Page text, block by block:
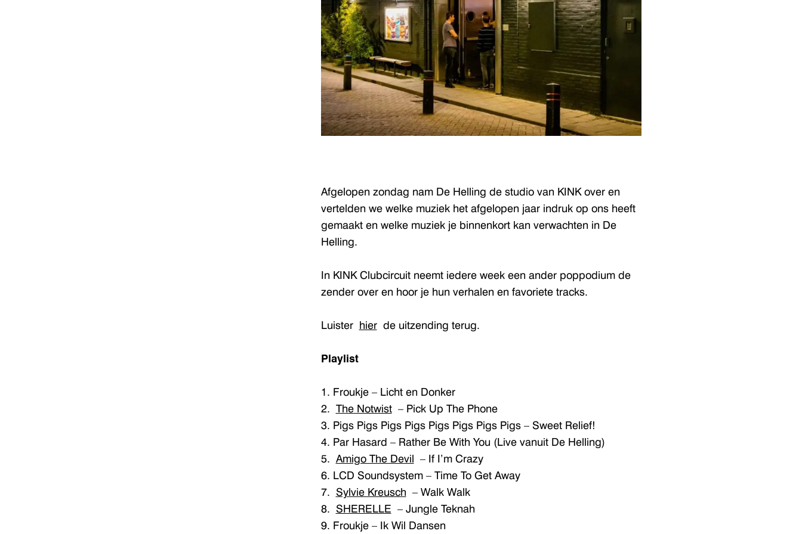
Afgelopen zondag nam De Helling de studio van KINK over en
vertelden we welke muziek het afgelopen jaar indruk op ons heeft
gemaakt en welke muziek je binnenkort kan verwachten in De
Helling.
In KINK Clubcircuit neemt iedere week een ander poppodium de
zender over en hoor je hun verhalen en favoriete tracks.
Luister hierde uitzending terug.
Playlist
1. Froukje – Licht en Donker
2. The Notwist– Pick Up The Phone
3. Pigs Pigs Pigs Pigs Pigs Pigs Pigs Pigs – Sweet Relief!
4. Par Hasard – Rather Be With You (Live vanuit De Helling)
5. Amigo The Devil – If I’m Crazy
6. LCD Soundsystem – Time To Get Away
7. Sylvie Kreusch – Walk Walk
8. SHERELLE – Jungle Teknah
9. Froukje – Ik Wil Dansen